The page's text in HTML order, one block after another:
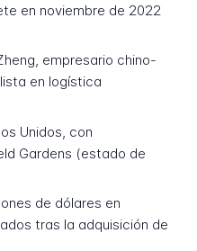
en noviembre de 2022
empresario chino-
en logística
Unidos, con
Gardens (estado de
de dólares en
tras la adquisición de